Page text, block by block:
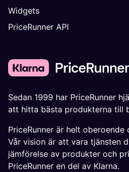
Widgets
PriceRunner API
Sedan 1999 har PriceRunner
att hitta bästa produkterna till
PriceRunner är helt
Vår vision är att vara tjänsten
jämförelse av produkter och
PriceRunner en del av Klarna.